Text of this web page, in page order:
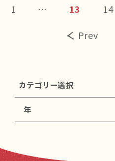
カテゴリー選択
年
2024年（153）
Prev
1 … 13 14